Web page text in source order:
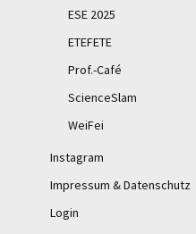
ESE 2025
ETEFETE
Prof.-Café
ScienceSlam
WeiFei
Instagram
Impressum & Datenschutz
Login